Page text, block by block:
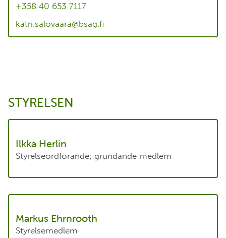
+358 40 653 7117
katri.salovaara@bsag.fi
STYRELSEN
Ilkka Herlin
Styrelseordförande; grundande medlem
Markus Ehrnrooth
Styrelsemedlem